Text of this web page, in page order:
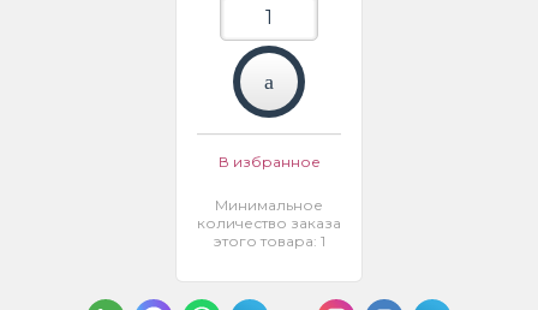
В избранное
Минимальное
количество заказа
этого товара: 1